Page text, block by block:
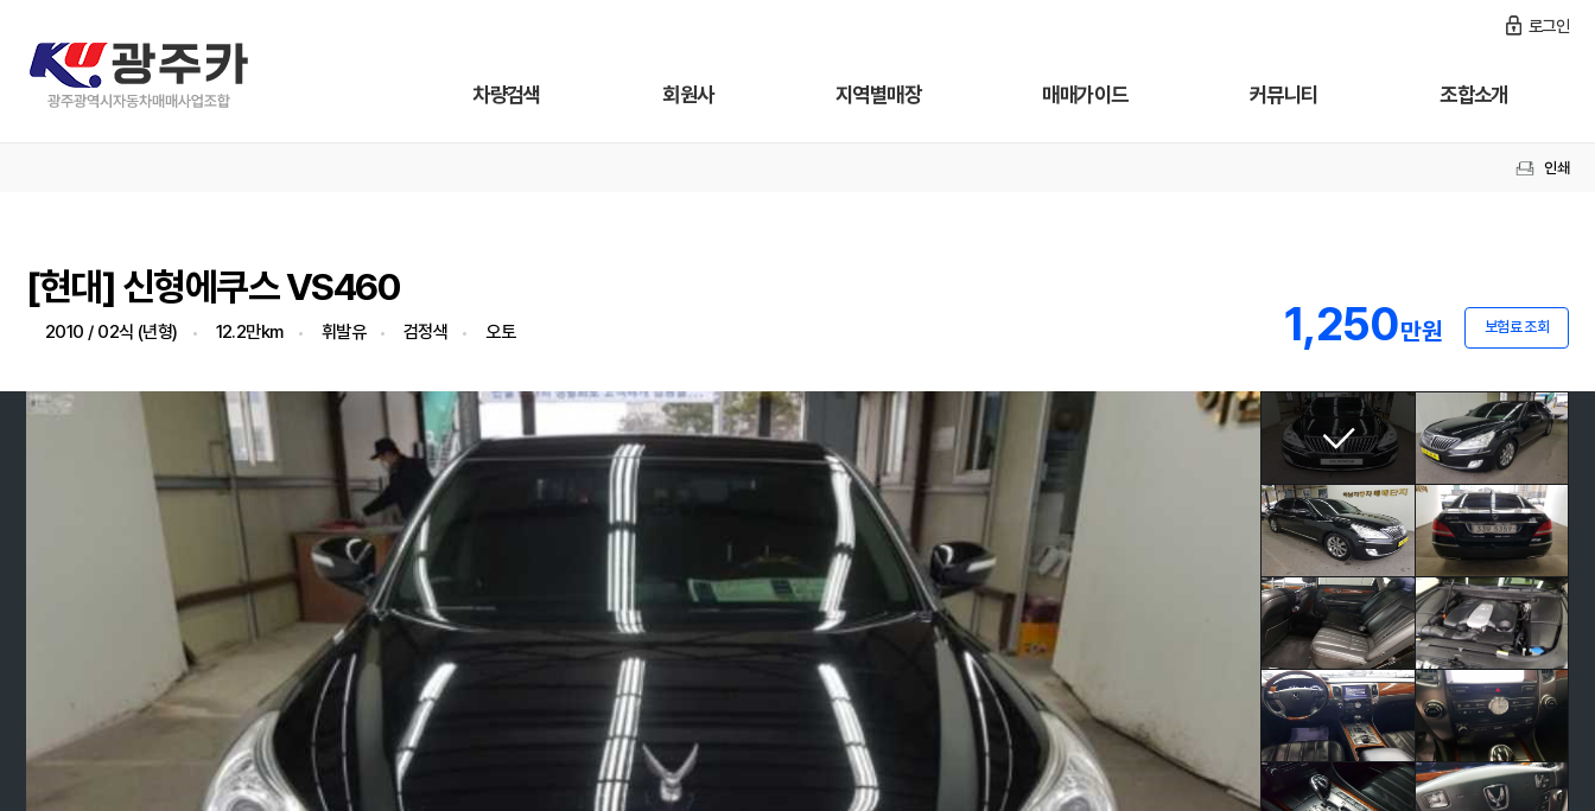
차량검색 회원사 지역별매장 매매가이드 커뮤니티 조합소개
로그인
인쇄
[현대] 신형에쿠스 VS460
2010 / 02식 (년형) 12.2만km 휘발유 검정색 오토 1,250만원 보험료 조회